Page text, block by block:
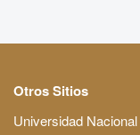
Otros Sitios
Universidad